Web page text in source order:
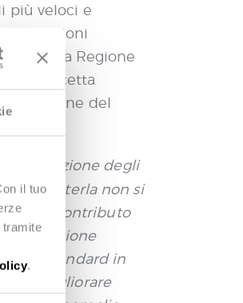
il tuo
tramite
.
più veloci e
11 regioni
della Regione
della ricetta
la gestione del
degli
abbatterla non si
il loro contributo
di Regione
alti standard in
a migliorare